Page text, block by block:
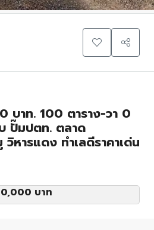
าท. 100 ตาราง-วา 0
ปั๊มปตท. ตลาด
หารแดง ทำเลดีราคาเด่น
บาท